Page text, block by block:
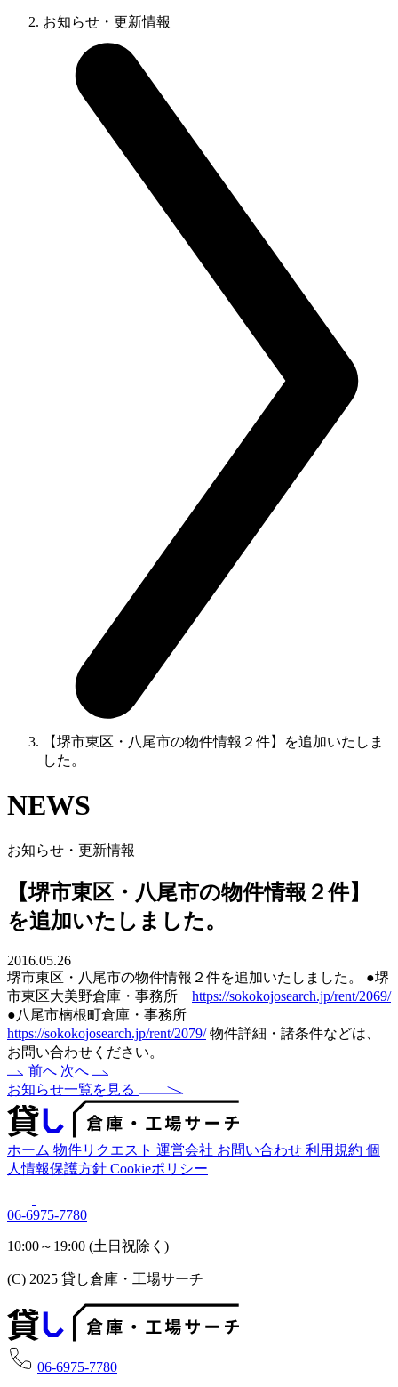
お知らせ・更新情報
【堺市東区・八尾市の物件情報２件】を追加いたしま
した。
NEWS
お知らせ・更新情報
【堺市東区・八尾市の物件情報２件】
を追加いたしました。
2016.05.26
堺市東区・八尾市の物件情報２件を追加いたしました。 ●堺
市東区大美野倉庫・事務所 https://sokokojosearch.jp/rent/2069/
●八尾市楠根町倉庫・事務所
https://sokokojosearch.jp/rent/2079/物件詳細・諸条件などは、
お問い合わせください。
前へ 次へ
お知らせ一覧を見る
ホーム 物件リクエスト 運営会社 お問い合わせ 利用規約 個
人情報保護方針 Cookieポリシー
06-6975-7780
10:00～19:00 (土日祝除く)
(C) 2025 貸し倉庫・工場サーチ
06-6975-7780